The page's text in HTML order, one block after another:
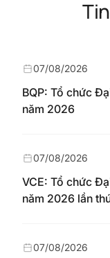
BQP: Tổ chức
năm 2026
07/08/2026
VCE: Tổ chức
năm 2026 lần
07/08/2026
07/08/2026